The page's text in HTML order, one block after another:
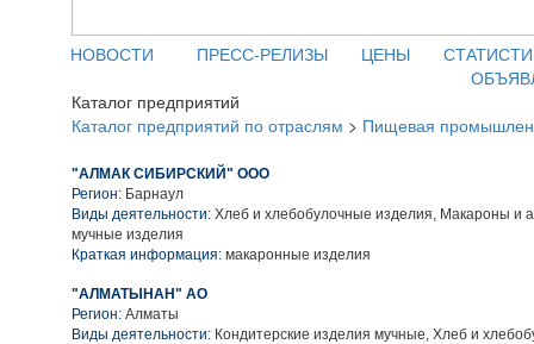
НОВОСТИ ПРЕСС-РЕЛИЗЫ ЦЕНЫ
Каталог предприятий
Каталог предприятий по отраслям > Пищевая
"АЛМАК СИБИРСКИЙ" ООО
Регион: Барнаул
Виды деятельности: Хлеб и хлебобулочные изделия, Макароны и
мучные изделия
Краткая информация: макаронные изделия
"АЛМАТЫНАН" АО
Регион: Алматы
Виды деятельности: Кондитерские изделия мучные, Хлеб и